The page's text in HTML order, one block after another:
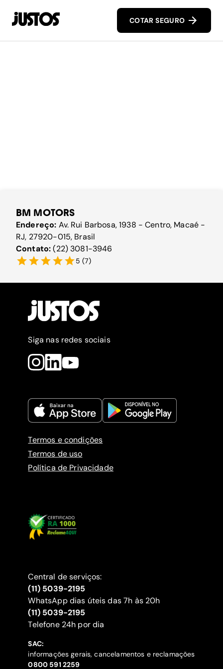
COTAR SEGURO
BM MOTORS
Endereço: Av. Rui Barbosa, 1938 - Centro, Macaé -
RJ, 27920-015, Brasil
Contato:(22) 3081-3946
5 (7)
Siga nas redes sociais
Termos e condições
Termos de uso
Política de Privacidade
Central de serviços:
(11) 5039-2195
WhatsApp dias úteis das 7h às 20h
(11) 5039-2195
‍Telefone 24h por dia
SAC:
informações gerais, cancelamentos e reclamações
‍0800 591 2259